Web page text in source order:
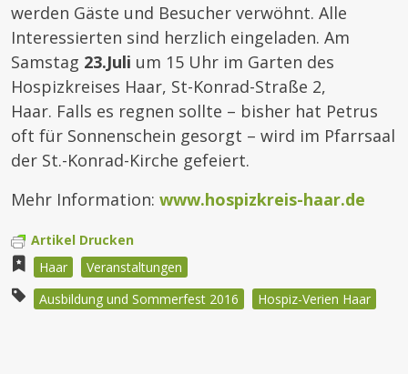
werden Gäste und Besucher verwöhnt. Alle
Interessierten sind herzlich eingeladen. Am
Samstag 23.Juli um 15 Uhr im Garten des
Hospizkreises Haar, St-Konrad-Straße 2,
Haar. Falls es regnen sollte – bisher hat Petrus
oft für Sonnenschein gesorgt – wird im Pfarrsaal
der St.-Konrad-Kirche gefeiert.
Mehr Information: www.hospizkreis-haar.de
Artikel Drucken
Haar
Veranstaltungen
Ausbildung und Sommerfest 2016
Hospiz-Verien Haar